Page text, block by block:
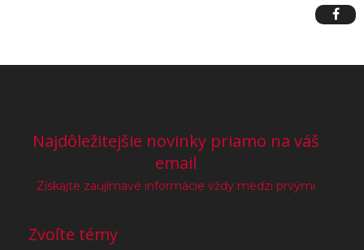
Najdôležitejšie novinky priamo na váš
email
Získajte zaujímavé informácie vždy medzi prvými
Zvoľte témy